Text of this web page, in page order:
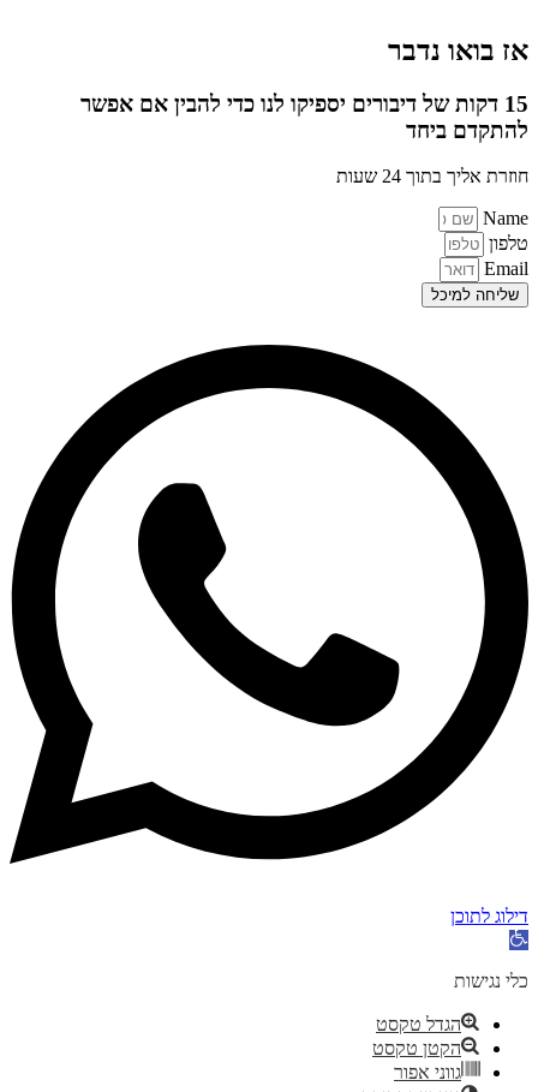
אז בואו נדבר
15 דקות של דיבורים יספיקו לנו כדי להבין אם אפשר
להתקדם ביחד
חוזרת אליך בתוך 24 שעות
Name
טלפון
Email
שליחה למיכל
דילוג לתוכן
פתח
נגישות
כלי נגישות
הגדל טקסט
הקטן טקסט
גווני אפור